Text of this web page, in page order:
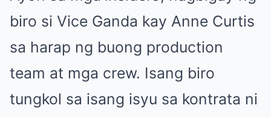
biro si Vice Ganda kay Anne Curtis
sa harap ng buong production
team at mga crew. Isang biro
tungkol sa isang isyu sa kontrata ni